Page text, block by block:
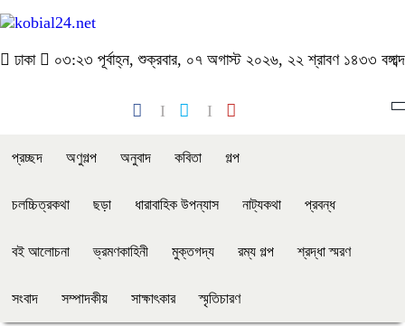
ঢাকা ০৩:২৩ পূর্বাহ্ন, শুক্রবার, ০৭ অগাস্ট ২০২৬, ২২ শ্রাবণ ১৪৩৩ বঙ্গাব্দ
প্রচ্ছদ অণুগল্প অনুবাদ কবিতা গল্প
চলচ্চিত্রকথা ছড়া ধারাবাহিক উপন্যাস নাট্যকথা প্রবন্ধ
বই আলোচনা ভ্রমণকাহিনী মুক্তগদ্য রম্য গল্প শ্রদ্ধা স্মরণ
সংবাদ সম্পাদকীয় সাক্ষাৎকার স্মৃতিচারণ